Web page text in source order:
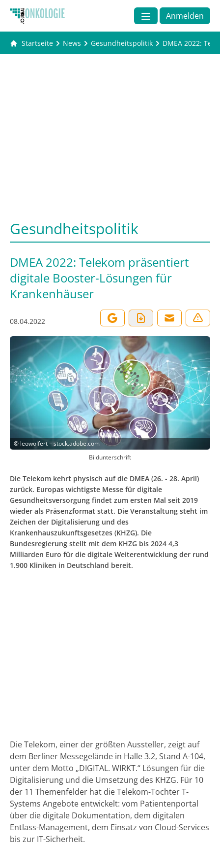
Anmelden
Startseite News Gesundheitspolitik DMEA 2022:
Gesundheitspolitik
DMEA 2022: Telekom präsentiert
digitale Booster-Lösungen für
Krankenhäuser
08.04.2022
© leowolfert – stock.adobe.com
Bildunterschrift
Die Telekom kehrt physisch auf die DMEA (26. - 28. April)
zurück. Europas wichtigste Messe für digitale
Gesundheitsversorgung findet zum ersten Mal seit 2019
wieder als Präsenzformat statt. Die Veranstaltung steht im
Zeichen der Digitalisierung und des
Krankenhauszukunftsgesetzes (KHZG). Die
Bundesregierung stellt mit dem KHZG bis 2024 4,3
Milliarden Euro für die digitale Weiterentwicklung der rund
1.900 Kliniken in Deutschland bereit.
Die Telekom, einer der größten Aussteller, zeigt auf
dem Berliner Messegelände in Halle 3.2, Stand A-104,
unter dem Motto „DIGITAL. WIRKT.“ Lösungen für die
Digitalisierung und die Umsetzung des KHZG. Für 10
der 11 Themenfelder hat die Telekom-Tochter T-
Systems Angebote entwickelt: vom Patientenportal
über die digitale Dokumentation, dem digitalen
Entlass-Management, dem Einsatz von Cloud-Services
bis zur IT-Sicherheit.